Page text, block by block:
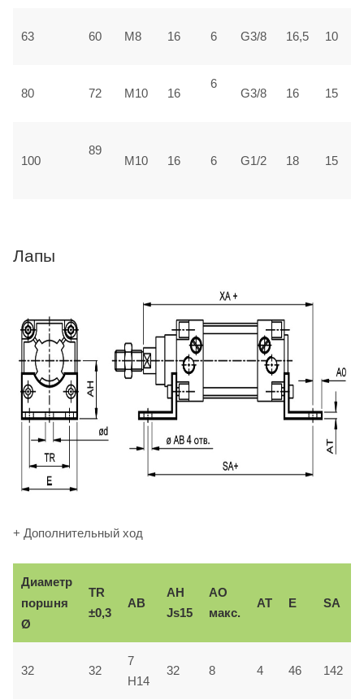
63 60 М8 16 6 G3/8 16,5 10
80 72 М10 16
6
G3/8 16 15
100
89
М10 16 6 G1/2 18 15
Лапы
+ Дополнительный ход
Диаметр
поршня
Ø
TR
±0,3
AB
AH
Js15
AO
макс.
AT E SA
32 32
7
H14
32 8 4 46 142